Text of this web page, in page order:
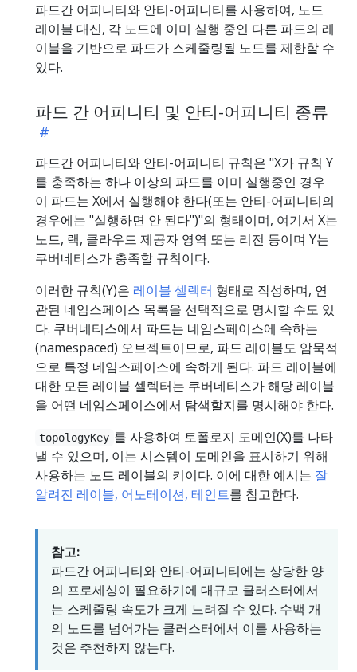
파드간 어피니티와 안티-어피니티를 사용하여, 노드
레이블 대신, 각 노드에 이미 실행 중인 다른 파드의 레
이블을 기반으로 파드가 스케줄링될 노드를 제한할 수
있다.
파드 간 어피니티 및 안티-어피니티 종류
파드간 어피니티와 안티-어피니티 규칙은 "X가 규칙 Y
를 충족하는 하나 이상의 파드를 이미 실행중인 경우
이 파드는 X에서 실행해야 한다(또는 안티-어피니티의
경우에는 "실행하면 안 된다")"의 형태이며, 여기서 X는
노드, 랙, 클라우드 제공자 영역 또는 리전 등이며 Y는
쿠버네티스가 충족할 규칙이다.
이러한 규칙(Y)은 레이블 셀렉터 형태로 작성하며, 연
관된 네임스페이스 목록을 선택적으로 명시할 수도 있
다. 쿠버네티스에서 파드는 네임스페이스에 속하는
(namespaced) 오브젝트이므로, 파드 레이블도 암묵적
으로 특정 네임스페이스에 속하게 된다. 파드 레이블에
대한 모든 레이블 셀렉터는 쿠버네티스가 해당 레이블
을 어떤 네임스페이스에서 탐색할지를 명시해야 한다.
topologyKey 를 사용하여 토폴로지 도메인(X)를 나타
낼 수 있으며, 이는 시스템이 도메인을 표시하기 위해
사용하는 노드 레이블의 키이다. 이에 대한 예시는 잘
알려진 레이블, 어노테이션, 테인트를 참고한다.
참고:
파드간 어피니티와 안티-어피니티에는 상당한 양
의 프로세싱이 필요하기에 대규모 클러스터에서
는 스케줄링 속도가 크게 느려질 수 있다. 수백 개
의 노드를 넘어가는 클러스터에서 이를 사용하는
것은 추천하지 않는다.